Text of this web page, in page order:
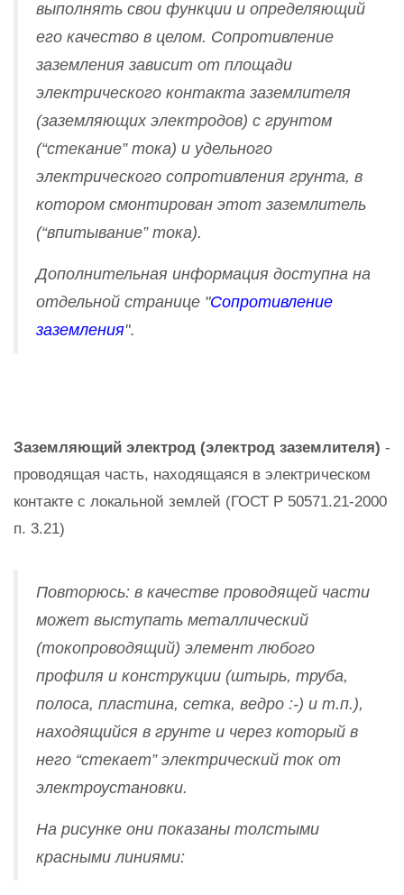
выполнять свои функции и определяющий
его качество в целом. Сопротивление
заземления зависит от площади
электрического контакта заземлителя
(заземляющих электродов) с грунтом
(“стекание” тока) и удельного
электрического сопротивления грунта, в
котором смонтирован этот заземлитель
(“впитывание” тока).
Дополнительная информация доступна на
отдельной странице "Сопротивление
заземления".
Заземляющий электрод (электрод заземлителя) -
проводящая часть, находящаяся в электрическом
контакте с локальной землей (ГОСТ Р 50571.21-2000
п. 3.21)
Повторюсь: в качестве проводящей части
может выступать металлический
(токопроводящий) элемент любого
профиля и конструкции (штырь, труба,
полоса, пластина, сетка, ведро :-) и т.п.),
находящийся в грунте и через который в
него “стекает” электрический ток от
электроустановки.
На рисунке они показаны толстыми
красными линиями: